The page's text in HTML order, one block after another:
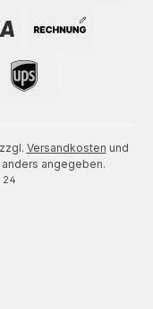
Versandkosten und
angegeben.
24